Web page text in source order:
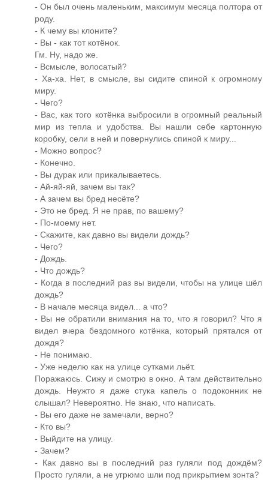
- Он был очень маленьким, максимум месяца полтора от
роду.
- К чему вы клоните?
- Вы - как тот котёнок.
Гм. Ну, надо же.
- Всмысле, волосатый?
- Ха-ха. Нет, в смысле, вы сидите спиной к огромному
миру.
- Чего?
- Вас, как того котёнка выбросили в огромный реальный
мир из тепла и удобства. Вы нашли себе картонную
коробку, сели в ней и повернулись спиной к миру...
- Можно вопрос?
- Конечно.
- Вы дурак или прикалываетесь.
- Ай-яй-яй, зачем вы так?
- А зачем вы бред несёте?
- Это не бред. Я не прав, по вашему?
- По-моему нет.
- Скажите, как давно вы видели дождь?
- Чего?
- Дождь.
- Что дождь?
- Когда в последний раз вы видели, чтобы на улице шёл
дождь?
- В начале месяца видел... а что?
- Вы не обратили внимания на то, что я говорил? Что я
видел вчера бездомного котёнка, который прятался от
дождя?
- Не понимаю.
- Уже неделю как на улице сутками льёт.
Поражаюсь. Сижу и смотрю в окно. А там действительно
дождь. Неужто я даже стука капель о подоконник не
слышал? Невероятно. Не знаю, что написать.
- Вы его даже не замечали, верно?
- Кто вы?
- Выйдите на улицу.
- Зачем?
- Как давно вы в последний раз гуляли под дождём?
Просто гуляли, а не угрюмо шли под прикрытием зонта?